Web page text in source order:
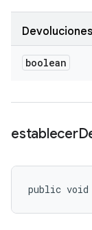
Devoluciones
boolean
establecer
public void